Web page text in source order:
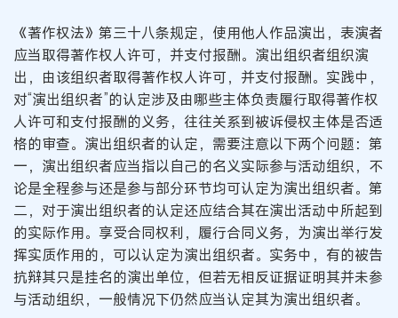
《著作权法》第三十八条规定，使用他人作品演出，表演者
应当取得著作权人许可，并支付报酬。演出组织者组织演
出，由该组织者取得著作权人许可，并支付报酬。实践中，
对“演出组织者”的认定涉及由哪些主体负责履行取得著作权
人许可和支付报酬的义务，往往关系到被诉侵权主体是否适
格的审查。演出组织者的认定，需要注意以下两个问题：第
一，演出组织者应当指以自己的名义实际参与活动组织，不
论是全程参与还是参与部分环节均可认定为演出组织者。第
二，对于演出组织者的认定还应结合其在演出活动中所起到
的实际作用。享受合同权利，履行合同义务，为演出举行发
挥实质作用的，可以认定为演出组织者。实务中，有的被告
抗辩其只是挂名的演出单位，但若无相反证据证明其并未参
与活动组织，一般情况下仍然应当认定其为演出组织者。